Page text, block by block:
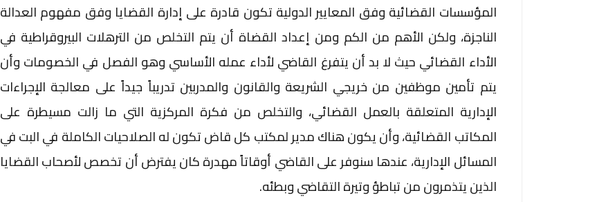
المؤسسات القضائية وفق المعايير الدولية تكون قادرة على إدارة القضايا وفق مفهوم العدالة
الناجزة، ولكن الأهم من الكم ومن إعداد القضاة أن يتم التخلص من الترهلات البيروقراطية في
الأداء القضائي حيث لا بد أن يتفرغ القاضي لأداء عمله الأساسي وهو الفصل في الخصومات وأن
يتم تأمين موظفين من خريجي الشريعة والقانون والمدربين تدريباً جيداً على معالجة الإجراءات
الإدارية المتعلقة بالعمل القضائي، والتخلص من فكرة المركزية التي ما زالت مسيطرة على
المكاتب القضائية، وأن يكون هناك مدير لمكتب كل قاض تكون له الصلاحيات الكاملة في البت في
المسائل الإدارية، عندها سنوفر على القاضي أوقاتاً مهدرة كان يفترض أن تخصص لأصحاب القضايا
الذين يتذمرون من تباطؤ وتيرة التقاضي وبطئه.